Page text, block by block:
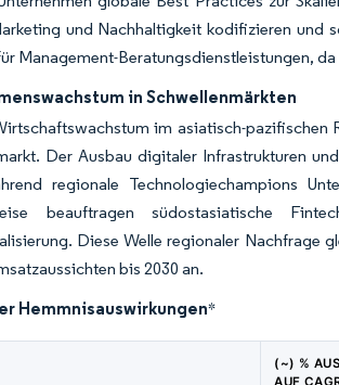
und Nachhaltigkeit kodifizieren und
Management-Beratungsdienstleistungen,
in Schwellenmärkten
im asiatisch-pazifischen
Der Ausbau digitaler Infrastrukturen
regionale Technologiechampions
beauftragen südostasiatische
Diese Welle regionaler Nachfrage
bis 2030 an.
Hemmnisauswirkungen*
(~) %
AUF